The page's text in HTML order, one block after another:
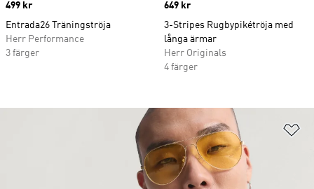
Price
499 kr
Entrada26 Träningströja
Herr Performance
3 färger
Price
649 kr
3-Stripes Rugbypikétröja med
långa ärmar
Herr Originals
4 färger